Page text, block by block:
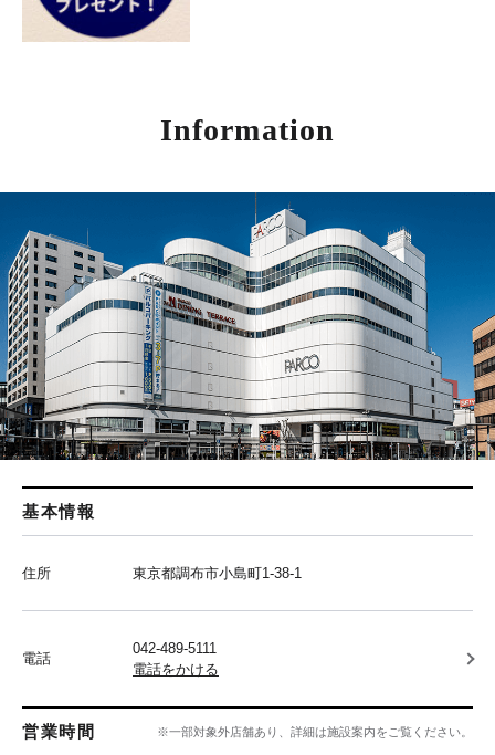
Information
基本情報
住所 東京都調布市小島町1-38-1
電話
042-489-5111
電話をかける
営業時間 ※一部対象外店舗あり、詳細は施設案内をご覧ください。